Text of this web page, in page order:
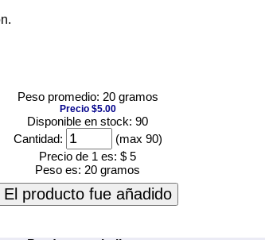
Peso promedio: 20 gramos
Precio $5.00
Disponible en stock: 90
Cantidad:
(max 90)
Precio de 1 es: $ 5
Peso es: 20 gramos
El producto fue añadido